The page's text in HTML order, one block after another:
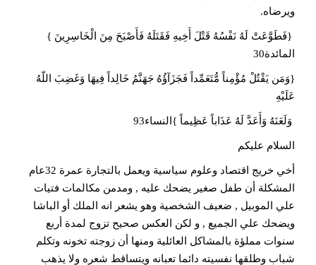
ويرضاه.
{فَطَوَّعَتْ لَهُ نَفْسُهُ قَتْلَ أَخِيهِ فَقَتَلَهُ فَأَصْبَحَ مِنَ الْخَاسِرِينَ }
المائدة30
{وَمَن يَقْتُلْ مُؤْمِناً مُّتَعَمِّداً فَجَزَآؤُهُ جَهَنَّمُ خَالِداً فِيهَا وَغَضِبَ اللّهُ
عَلَيْهِ
وَلَعَنَهُ وَأَعَدَّ لَهُ عَذَاباً عَظِيماً }النساء93
السلام عليكم
أخي خريج اقتصاد وعلوم سياسية ويعمل بالتجارة عمرة 32عام
المشكلة أن طفل صغير يضحك عليه , ومدمن مكالمات فتيات
علي الموبيل , ضعيف الشخصية وهو يشعر انه الملك أو الباشا
ويضحك علي الجميع , و لكن العكس صحيح تزوج لمدة أربع
سنوات مملؤة بالمشاكل العائلية ومنها أن زوجته تخونه وتكلم
شباب وطلقها نفسيته دائما تعبانه ويتساقط شعره ولا يذهب